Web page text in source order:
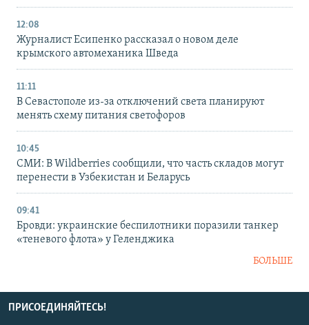
12:08
Журналист Есипенко рассказал о новом деле
крымского автомеханика Шведа
11:11
В Севастополе из-за отключений света планируют
менять схему питания светофоров
10:45
СМИ: В Wildberries сообщили, что часть складов могут
перенести в Узбекистан и Беларусь
09:41
Бровди: украинские беспилотники поразили танкер
«теневого флота» у Геленджика
БОЛЬШЕ
ПРИСОЕДИНЯЙТЕСЬ!